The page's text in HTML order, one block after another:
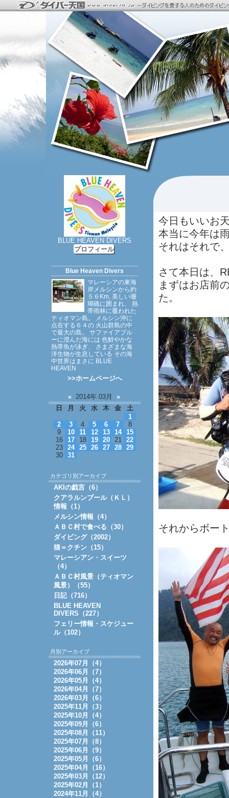
今日もいいお
本当に今年は
それはそれで
さて本日は、
まずはお店前
た。
それからボー
BLUE HEAVEN DIVERS
プロフィール
Blue Heaven Divers
マレーシアの東海
岸メルシンから約
５６Km, 美しい珊
瑚礁に囲まれ、 熱
帯雨林に覆われた
ティオマン島。 メルシン沖に
点在する６４の 火山群島の中
で最大の島。 サファイアブル
ーに澄んだ海には 色鮮やかな
熱帯魚が泳ぎ、 さまざまな海
洋生物が生息している その海
中世界はまさに BLUE
HEAVEN
>>ホームページへ
« 2014年 03月 »
日
月 火 水 木 金
土
1
2
3 4 5 6 7
8
9
10 11 12 13 14
15
16
17 18 19 20 21
22
23
24 25 26 27 28
29
30
31
カテゴリ別アーカイブ
AKIの戯言（6）
クアラルンプール（ＫＬ）
情報（1）
メルシン情報（4）
ＡＢＣ村で食べる（30）
ダイビング（2002）
猫＝クチン（15）
マレーシアン・スイーツ
（4）
ＡＢＣ村風景（ティオマン
風景）（55）
日記（716）
BLUE HEAVEN
DIVERS（227）
フェリー情報・スケジュー
ル（102）
月別アーカイブ
2026年07月（4）
2026年06月（7）
2026年05月（4）
2026年04月（7）
2026年03月（6）
2025年11月（3）
2025年10月（4）
2025年09月（6）
2025年08月（11）
2025年07月（8）
2025年06月（9）
2025年05月（6）
2025年04月（16）
2025年03月（12）
2025年02月（1）
2024年11月（4）